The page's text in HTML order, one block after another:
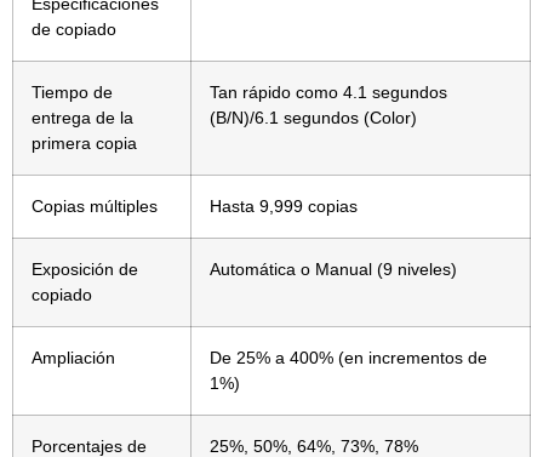
de copiado
Tiempo de
entrega de la
primera copia
Tan rápido como 4.1 segundos
(B/N)/6.1 segundos (Color)
Copias múltiples Hasta 9,999 copias
Exposición de
copiado
Automática o Manual (9 niveles)
Ampliación
De 25% a 400% (en incrementos de
1%)
Porcentajes de
25%, 50%, 64%, 73%, 78%